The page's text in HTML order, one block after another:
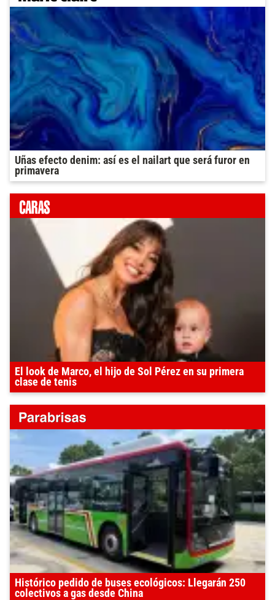
Uñas efecto denim: así es el nailart que será furor en
primavera
El look de Marco, el hijo de Sol Pérez en su primera
clase de tenis
Histórico pedido de buses ecológicos: Llegarán 250
colectivos a gas desde China